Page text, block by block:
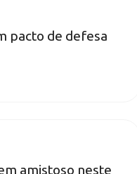
pacto de defesa
amistoso neste